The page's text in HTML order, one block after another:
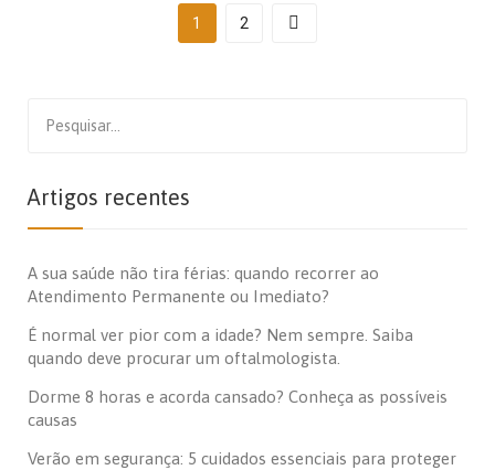
1 2
for:
Artigos recentes
A sua saúde não tira férias: quando recorrer ao
Atendimento Permanente ou Imediato?
É normal ver pior com a idade? Nem sempre. Saiba
quando deve procurar um oftalmologista.
Dorme 8 horas e acorda cansado? Conheça as possíveis
causas
Verão em segurança: 5 cuidados essenciais para proteger